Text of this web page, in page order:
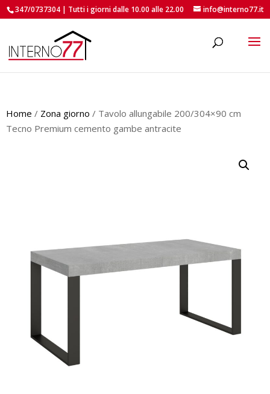
347/0737304 | Tutti i giorni dalle 10.00 alle 22.00 info@interno77.it
Home / Zona giorno / Tavolo allungabile 200/304×90 cm
Tecno Premium cemento gambe antracite